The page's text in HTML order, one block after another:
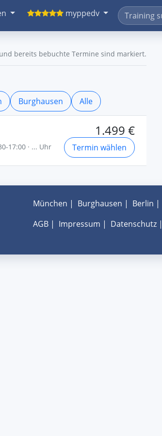
myppedv
bereits bebuchte Termine sind markiert.
Burghausen Alle
17:00 · ... Uhr
1.499 €
Termin wählen
München | Burghausen | Berlin |
AGB| Impressum | Datenschutz|